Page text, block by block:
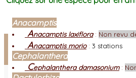
Facebook
Connexion adhérent
Anacamptis
Anacamptis laxiflora: Non revu
Anacamptis morio: 3 stations
Cephalanthera
Cephalanthera damasonium: